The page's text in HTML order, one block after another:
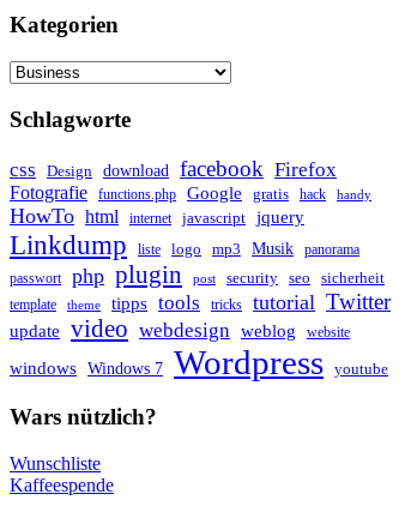
Kategorien
Kategorien
Schlagworte
css Design download facebook Firefox
Fotografie functions.php Google gratis hack handy
HowTo html internet javascript jquery
Linkdump liste logo mp3 Musik
panorama
passwort
php plugin post security seo sicherheit
template theme tipps tools tricks tutorial Twitter
update video webdesign weblog website
windows Windows 7 Wordpress youtube
Wars nützlich?
Wunschliste
Kaffeespende